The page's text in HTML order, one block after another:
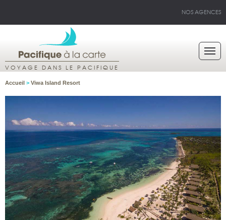
NOS AGENCES
VOYAGE DANS LE PACIFIQUE
Accueil > Viwa Island Resort